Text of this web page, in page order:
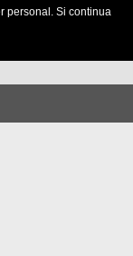
personal. Si continua